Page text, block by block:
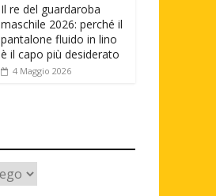
Il re del guardaroba
maschile 2026: perché il
pantalone fluido in lino
è il capo più desiderato
4 Maggio 2026